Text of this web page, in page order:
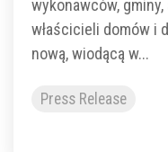
wykonawców,
właścicieli domów i
nową, wiodącą w...
Press Release